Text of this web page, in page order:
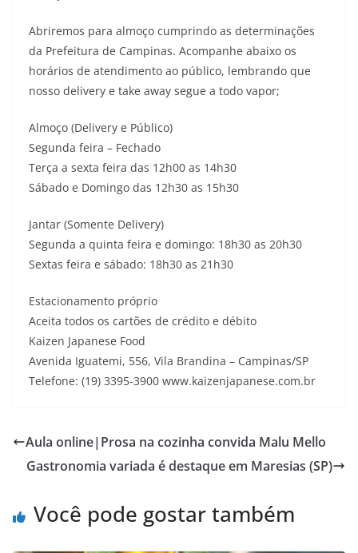
Abriremos para almoço cumprindo as determinações
da Prefeitura de Campinas. Acompanhe abaixo os
horários de atendimento ao público, lembrando que
nosso delivery e take away segue a todo vapor;
Almoço (Delivery e Público)
Segunda feira – Fechado
Terça a sexta feira das 12h00 as 14h30
Sábado e Domingo das 12h30 as 15h30
Jantar (Somente Delivery)
Segunda a quinta feira e domingo: 18h30 as 20h30
Sextas feira e sábado: 18h30 as 21h30
Estacionamento próprio
Aceita todos os cartões de crédito e débito
Kaizen Japanese Food
Avenida Iguatemi, 556, Vila Brandina – Campinas/SP
Telefone: (19) 3395-3900 www.kaizenjapanese.com.br
Aula online|Prosa na cozinha convida Malu Mello
Gastronomia variada é destaque em Maresias (SP)
Você pode gostar também